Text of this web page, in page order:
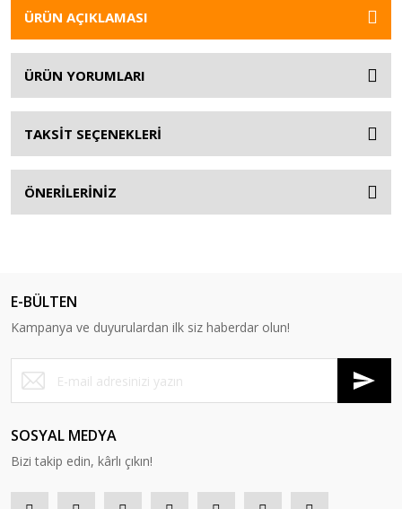
ÜRÜN AÇIKLAMASI
ÜRÜN YORUMLARI
TAKSİT SEÇENEKLERİ
ÖNERİLERİNİZ
E-BÜLTEN
Kampanya ve duyurulardan ilk siz haberdar olun!
SOSYAL MEDYA
Bizi takip edin, kârlı çıkın!